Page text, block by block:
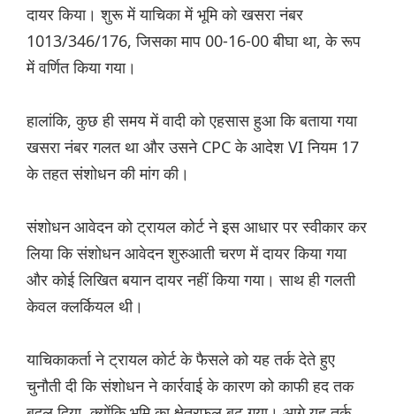
दायर किया। शुरू में याचिका में भूमि को खसरा नंबर
1013/346/176, जिसका माप 00-16-00 बीघा था, के रूप
में वर्णित किया गया।
हालांकि, कुछ ही समय में वादी को एहसास हुआ कि बताया गया
खसरा नंबर गलत था और उसने CPC के आदेश VI नियम 17
के तहत संशोधन की मांग की।
संशोधन आवेदन को ट्रायल कोर्ट ने इस आधार पर स्वीकार कर
लिया कि संशोधन आवेदन शुरुआती चरण में दायर किया गया
और कोई लिखित बयान दायर नहीं किया गया। साथ ही गलती
केवल क्लर्कियल थी।
याचिकाकर्ता ने ट्रायल कोर्ट के फैसले को यह तर्क देते हुए
चुनौती दी कि संशोधन ने कार्रवाई के कारण को काफी हद तक